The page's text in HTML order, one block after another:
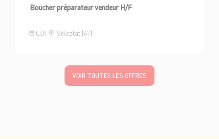
Boucher préparateur vendeur H/F
CDI Sélestat (67)
VOIR TOUTES LES OFFRES